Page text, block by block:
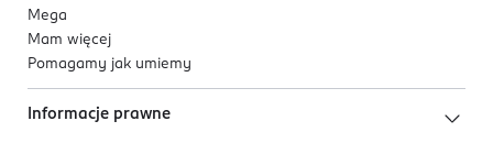
Mega
Mam więcej
Pomagamy jak umiemy
Informacje prawne